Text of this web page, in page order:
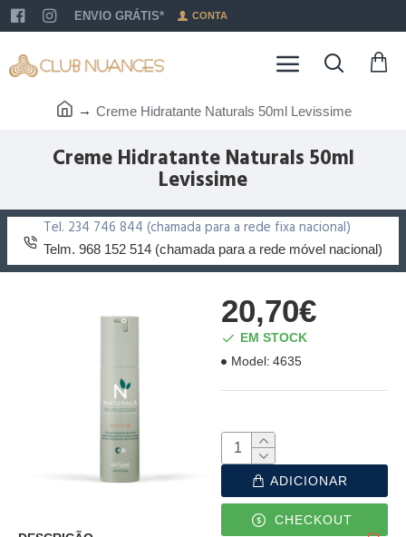
ENVIO GRÁTIS* CONTA
Creme Hidratante Naturals 50ml Levissime
Creme Hidratante Naturals 50ml
Levissime
Tel. 234 746 844 (chamada para a rede fixa nacional)
Telm. 968 152 514 (chamada para a rede móvel nacional)
20,70€
EM STOCK
Model: 4635
ADICIONAR
CHECKOUT